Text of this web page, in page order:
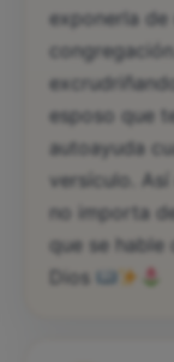
exponerla de
esposo que
autoayuda
versículo.
no importa
que se
Dios